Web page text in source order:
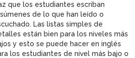
que los estudiantes escriban
de lo que han leído o
Las listas simples de
están bien para los niveles más
y esto se puede hacer en inglés
los estudiantes de nivel más bajo o